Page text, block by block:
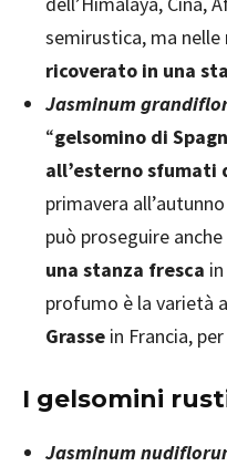
semirustica, ma
ricoverato in una
Jasminum
“gelsomino di
all’esterno sfumati
primavera
può proseguire anche
una stanza fresca
profumo è la varietà
Grasse in Francia,
I gelsomini
Jasminum